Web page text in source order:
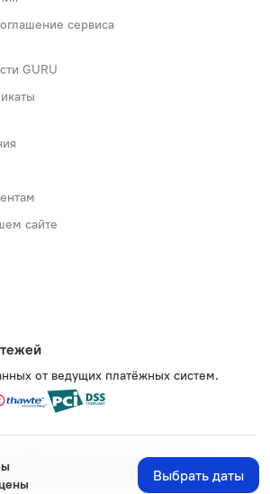
Выбрать даты
сервиса
GURU
сайте
от ведущих платёжных систем.
обработки персональных данных
технологии